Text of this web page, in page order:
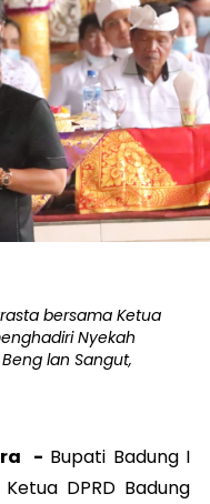
bersama Ketua
Nyekah
lan Sangut,
- Bupati Badung I
DPRD Badung